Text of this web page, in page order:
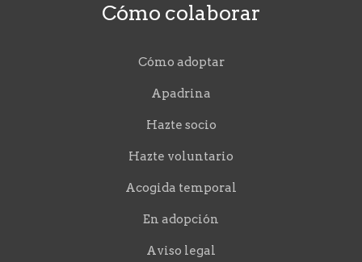
Cómo colaborar
Cómo adoptar
Apadrina
Hazte socio
Hazte voluntario
Acogida temporal
En adopción
Aviso legal